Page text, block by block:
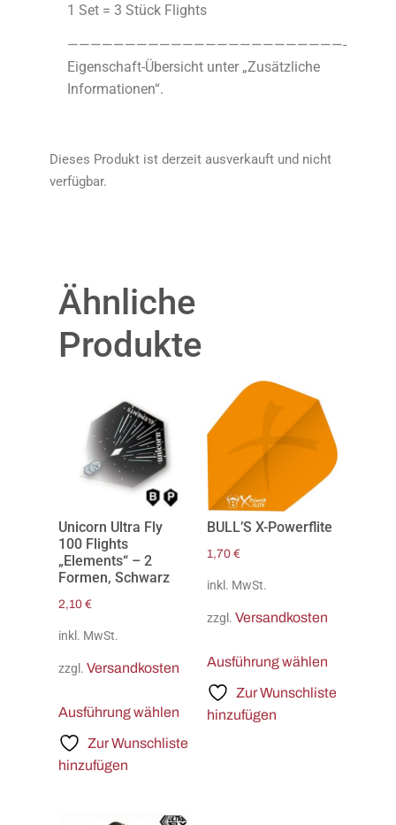
1 Set = 3 Stück Flights
————————————————————————-
Eigenschaft-Übersicht unter „Zusätzliche
Informationen“.
Dieses Produkt ist derzeit ausverkauft und nicht
verfügbar.
Ähnliche
Produkte
Unicorn Ultra Fly
100 Flights
„Elements“ – 2
Formen, Schwarz
2,10 €
inkl. MwSt.
zzgl. Versandkosten
Ausführung wählen
Zur Wunschliste
hinzufügen
BULL’S X-Powerflite
1,70 €
inkl. MwSt.
zzgl. Versandkosten
Ausführung wählen
Zur Wunschliste
hinzufügen